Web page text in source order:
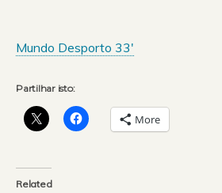
Mundo Desporto 33′
Partilhar isto:
More
Related